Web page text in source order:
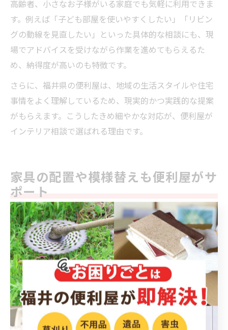
高齢者、小さなお子様がいる家庭でも気軽に利用できま
す。例えば「子ども部屋を使いやすくしたい」「リビン
グの動線を見直したい」といった具体的な相談にも、現
場でアドバイスを受けながら作業を進めてもらえるた
め、納得度が高いのも特徴です。
さらに、福井県の便利屋は、地域の生活スタイルや住宅
事情をよく理解しているため、現実的かつ実践的な提案
がもらえます。こうしたきめ細やかな対応が、便利屋が
インテリア相談で選ばれる理由です。
家具の配置や模様替えも便利屋がサ
ポート
便利屋の家具移動サポートで間取り最適化
便利屋のサービスの中でも、家具移動のサポートは住ま
いの間取り最適化に非常に効果的です。特に福井県の戸
建てやアパートでは、模様替えや生活スタイルの変化に
合わせて家具の配置を見直す方が増えています。自分一
人では重い家具の移動が難しい場合でも、便利屋に依頼
すれば短時間で安全に作業を終えることが可能です。